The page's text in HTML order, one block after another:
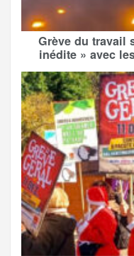
Grève du travail
inédite » avec